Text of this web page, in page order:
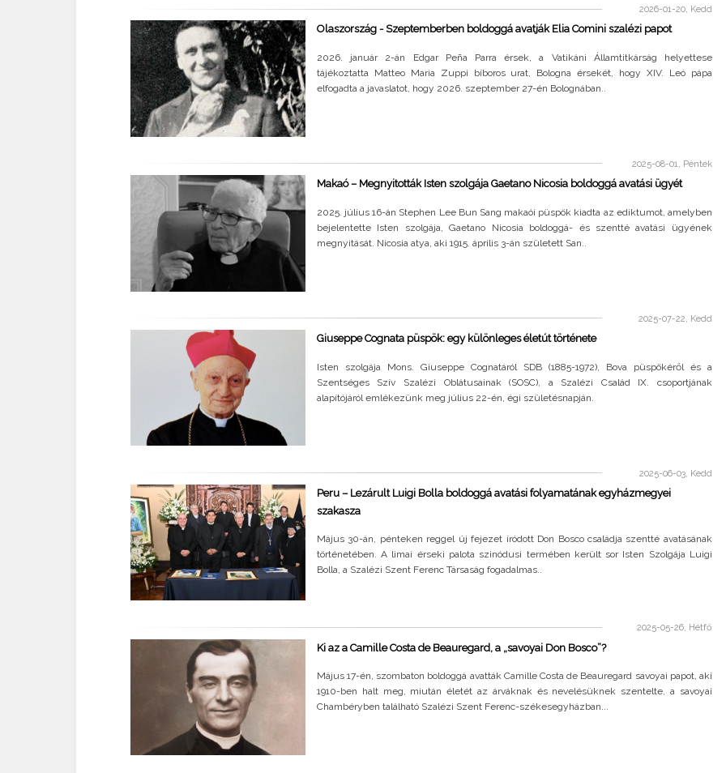
2026-01-20, Kedd
Olaszország - Szeptemberben boldoggá avatják Elia Comini szalézi papot
2026. január 2-án Edgar Peña Parra érsek, a Vatikáni Államtitkárság helyettese
tájékoztatta Matteo Maria Zuppi bíboros urat, Bologna érsekét, hogy XIV. Leó pápa
elfogadta a javaslatot, hogy 2026. szeptember 27-én Bolognában..
2025-08-01, Péntek
Makaó – Megnyitották Isten szolgája Gaetano Nicosia boldoggá avatási ügyét
2025. július 16-án Stephen Lee Bun Sang makaói püspök kiadta az ediktumot, amelyben
bejelentette Isten szolgája, Gaetano Nicosia boldoggá- és szentté avatási ügyének
megnyitását. Nicosia atya, aki 1915. április 3-án született San..
2025-07-22, Kedd
Giuseppe Cognata püspök: egy különleges életút története
Isten szolgája Mons. Giuseppe Cognatáról SDB (1885-1972), Bova püspökéről és a
Szentséges Szív Szalézi Oblátusainak (SOSC), a Szalézi Család IX. csoportjának
alapítójáról emlékezünk meg július 22-én, égi születésnapján.
2025-06-03, Kedd
Peru – Lezárult Luigi Bolla boldoggá avatási folyamatának egyházmegyei
szakasza
Május 30-án, pénteken reggel új fejezet íródott Don Bosco családja szentté avatásának
történetében. A limai érseki palota szinódusi termében került sor Isten Szolgája Luigi
Bolla, a Szalézi Szent Ferenc Társaság fogadalmas..
2025-05-26, Hétfő
Ki az a Camille Costa de Beauregard, a „savoyai Don Bosco”?
Május 17-én, szombaton boldoggá avatták Camille Costa de Beauregard savoyai papot, aki
1910-ben halt meg, miután életét az árváknak és nevelésüknek szentelte, a savoyai
Chambéryben található Szalézi Szent Ferenc-székesegyházban...